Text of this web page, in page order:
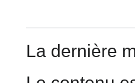
La dernière